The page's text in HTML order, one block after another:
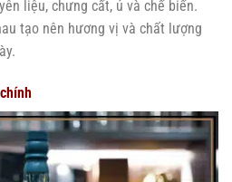
liệu, chưng cất, ủ và chế biến.
tạo nên hương vị và chất lượng